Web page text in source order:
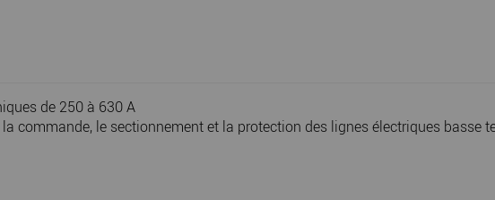
de 250 à 630 A
commande, le sectionnement et la protection des lignes électriques basse